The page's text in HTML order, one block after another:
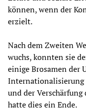
können, wenn der
erzielt.
Nach dem Zweiten
wuchs, konnten sie
einige Brosamen der
Internationalisierung
und der
hatte dies ein Ende.